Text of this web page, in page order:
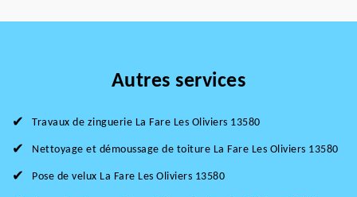
Autres services
Travaux de zinguerie La Fare Les Oliviers 13580
Nettoyage et démoussage de toiture La Fare Les Oliviers 13580
Pose de velux La Fare Les Oliviers 13580